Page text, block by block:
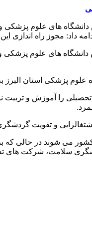
های علوم پزشکی
داد: مجوز راه اندازی
های علوم پزشکی و
علوم پزشکی استان البرز
را آموزش و تربیت
و تقویت
می شوند در حالی که
سلامت، شرکت های